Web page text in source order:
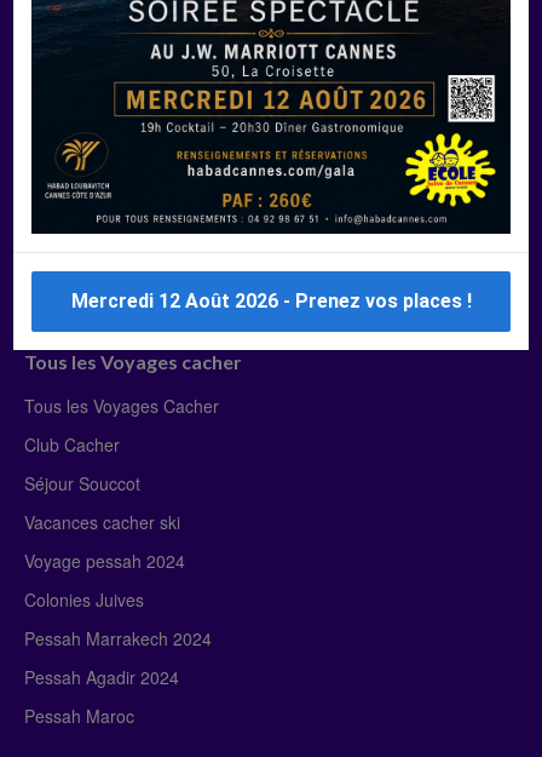
Manger Cacher
Liste des restaurants cacher
Restaurants cacher à Paris
Restaurants cacher à Deauville
Restaurants cacher à Lyon
Restaurants cacher à Marseille
Restaurants cacher Dubaï
Tous les Voyages cacher
Tous les Voyages Cacher
Club Cacher
Séjour Souccot
Vacances cacher ski
Voyage pessah 2024
Colonies Juives
Pessah Marrakech 2024
Pessah Agadir 2024
Pessah Maroc
Mercredi 12 Août 2026 - Prenez vos places !